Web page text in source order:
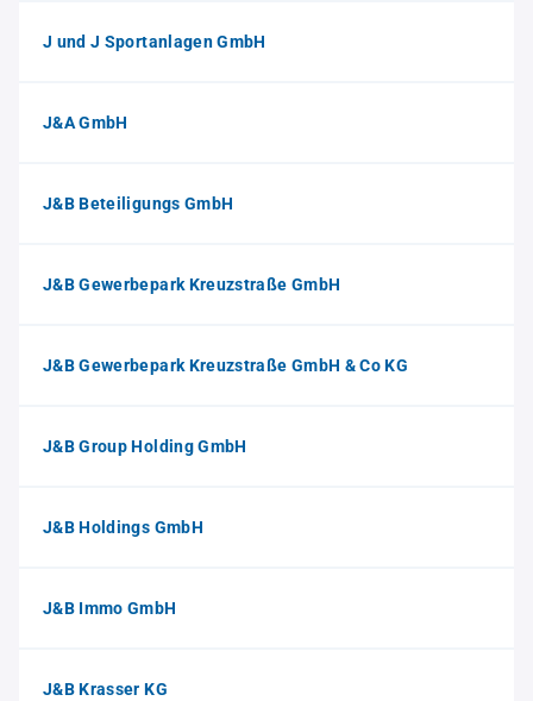
J und J Sportanlagen GmbH
J&A GmbH
J&B Beteiligungs GmbH
J&B Gewerbepark Kreuzstraße GmbH
J&B Gewerbepark Kreuzstraße GmbH & Co KG
J&B Group Holding GmbH
J&B Holdings GmbH
J&B Immo GmbH
J&B Krasser KG